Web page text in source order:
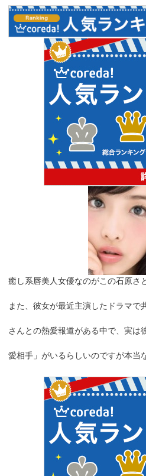
癒し系唇美人女優なのがこの石原さ
また、彼女が最近主演したドラマで
さんとの熱愛報道がある中で、実は
愛相手」がいるらしいのですが本当